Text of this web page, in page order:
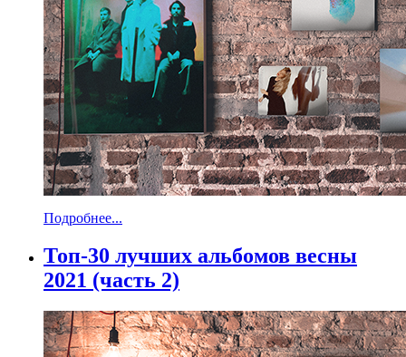
Подробнее...
Топ-30 лучших альбомов весны
2021 (часть 2)